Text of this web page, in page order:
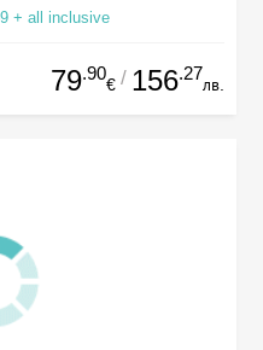
+ all inclusive
79.90
€ / 156.27
лв.